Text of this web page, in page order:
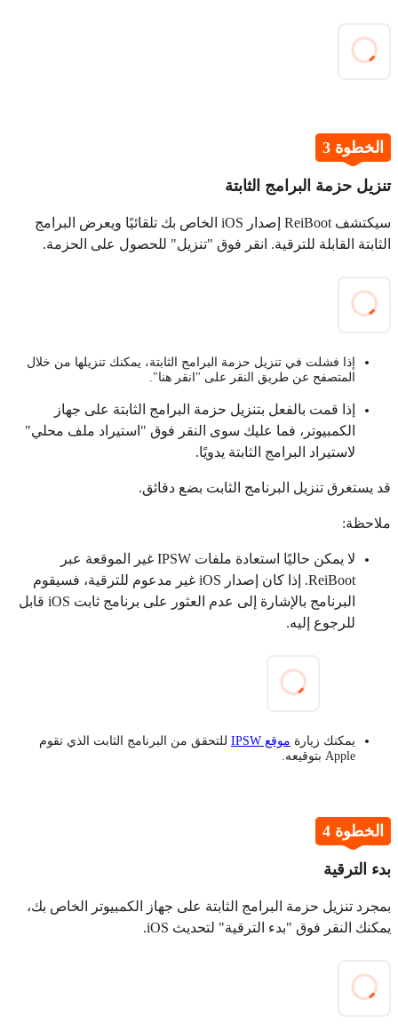
الخطوة 3
تنزيل حزمة البرامج الثابتة
سيكتشف ReiBoot إصدار iOS الخاص بك تلقائيًا ويعرض البرامج
الثابتة القابلة للترقية. انقر فوق "تنزيل" للحصول على الحزمة.
إذا فشلت في تنزيل حزمة البرامج الثابتة، يمكنك تنزيلها من خلال
المتصفح عن طريق النقر على "انقر هنا".
إذا قمت بالفعل بتنزيل حزمة البرامج الثابتة على جهاز
الكمبيوتر، فما عليك سوى النقر فوق "استيراد ملف محلي"
لاستيراد البرامج الثابتة يدويًا.
قد يستغرق تنزيل البرنامج الثابت بضع دقائق.
ملاحظة:
لا يمكن حاليًا استعادة ملفات IPSW غير الموقعة عبر
ReiBoot. إذا كان إصدار iOS غير مدعوم للترقية، فسيقوم
البرنامج بالإشارة إلى عدم العثور على برنامج ثابت iOS قابل
للرجوع إليه.
يمكنك زيارة موقع IPSW
للتحقق من البرنامج الثابت الذي تقوم
Apple بتوقيعه.
الخطوة 4
بدء الترقية
بمجرد تنزيل حزمة البرامج الثابتة على جهاز الكمبيوتر الخاص بك،
يمكنك النقر فوق "بدء الترقية" لتحديث iOS.